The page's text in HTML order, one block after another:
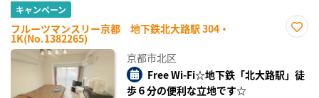
キャンペーン
フルーツマンスリー京都 地下鉄北大路駅 304・
1K(No.1382265)
録
京都市北区
Free Wi-Fi☆地下鉄「北大路駅」徒
歩６分の便利な立地です☆